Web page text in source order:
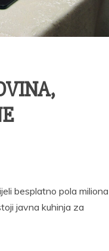
besplatno pola miliona
javna kuhinja za